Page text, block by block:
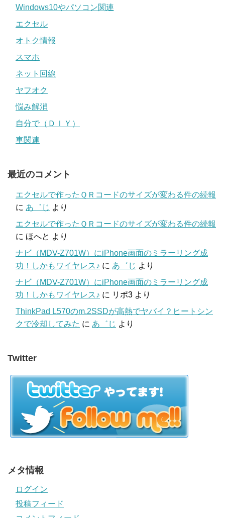
Windows10やパソコン関連
エクセル
オトク情報
スマホ
ネット回線
ヤフオク
悩み解消
自分で（ＤＩＹ）
車関連
最近のコメント
エクセルで作ったＱＲコードのサイズが変わる件の続報
に あ゛じ より
エクセルで作ったＱＲコードのサイズが変わる件の続報
に ほへと より
ナビ（MDV-Z701W）にiPhone画面のミラーリング成
功！しかもワイヤレス♪ に あ゛じ より
ナビ（MDV-Z701W）にiPhone画面のミラーリング成
功！しかもワイヤレス♪ に リポ3 より
ThinkPad L570のm.2SSDが高熱でヤバイ？ヒートシン
クで冷却してみた に あ゛じ より
Twitter
メタ情報
ログイン
投稿フィード